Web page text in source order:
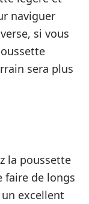
naviguer
si vous
sera plus
la poussette
faire de longs
excellent